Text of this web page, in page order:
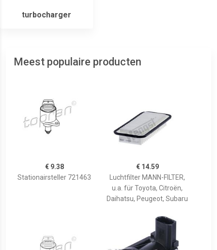
turbocharger
Meest populaire producten
€ 9.38
Stationairsteller 721463
€ 14.59
Luchtfilter MANN-FILTER,
u.a. für Toyota, Citroën,
Daihatsu, Peugeot, Subaru